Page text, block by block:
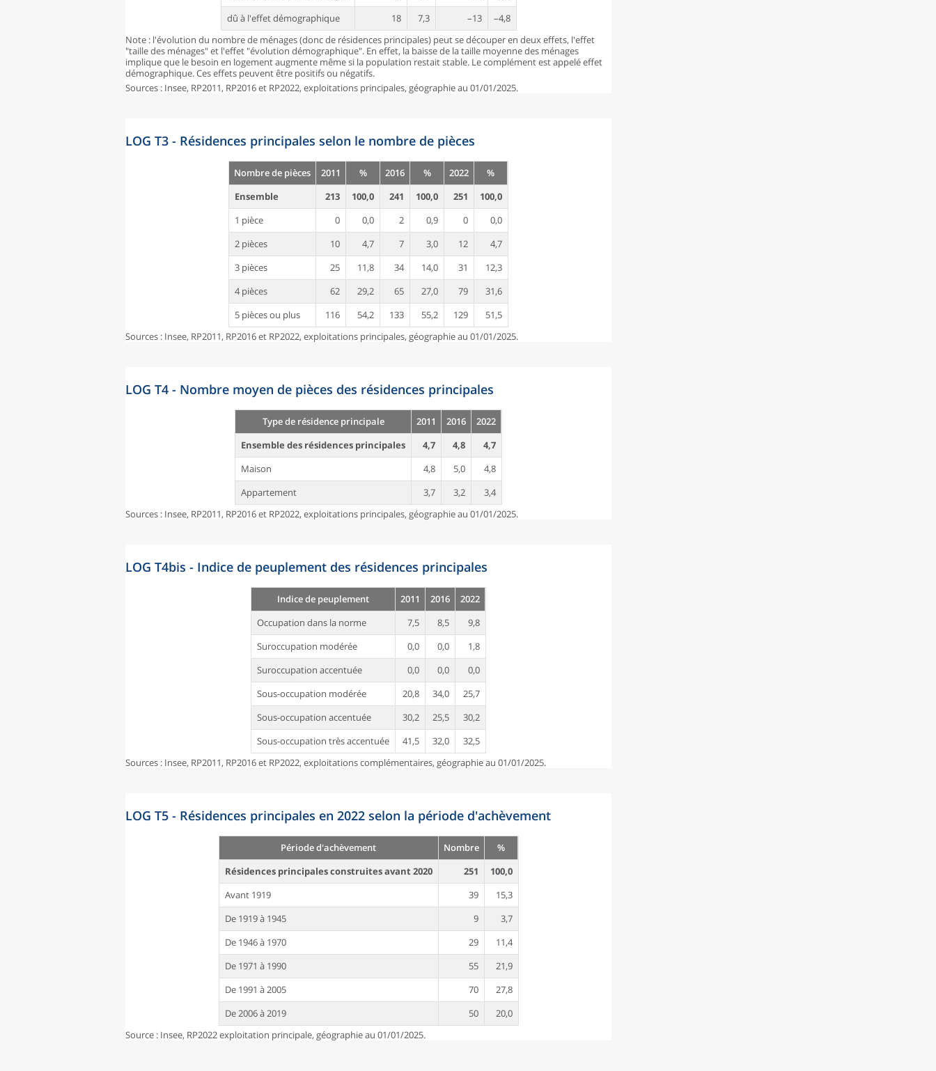
dû à l'effet démographique
18 7,3 –13
–4,8
Note : l'évolution du nombre de ménages (donc de résidences principales) peut se découper en deux effets, l'effet
"taille des ménages" et l'effet "évolution démographique". En effet, la baisse de la taille moyenne des ménages
implique que le besoin en logement augmente même si la population restait stable. Le complément est appelé effet
démographique. Ces effets peuvent être positifs ou négatifs.
Sources : Insee, RP2011, RP2016 et RP2022, exploitations principales, géographie au 01/01/2025.
LOG T3 - Résidences principales selon le nombre de pièces
Nombre de pièces 2011 % 2016 % 2022
%
Ensemble
213 100,0 241 100,0 251
100,0
1 pièce
0 0,0 2 0,9 0
0,0
2 pièces
10 4,7 7 3,0 12
4,7
3 pièces
25 11,8 34 14,0 31
12,3
4 pièces
62 29,2 65 27,0 79
31,6
5 pièces ou plus
116 54,2 133 55,2 129
51,5
Sources : Insee, RP2011, RP2016 et RP2022, exploitations principales, géographie au 01/01/2025.
LOG T4 - Nombre moyen de pièces des résidences principales
Type de résidence principale 2011 2016
2022
Ensemble des résidences principales
4,7 4,8
4,7
Maison
4,8 5,0
4,8
Appartement
3,7 3,2
3,4
Sources : Insee, RP2011, RP2016 et RP2022, exploitations principales, géographie au 01/01/2025.
LOG T4bis - Indice de peuplement des résidences principales
Indice de peuplement 2011 2016
2022
Occupation dans la norme
7,5 8,5
9,8
Suroccupation modérée
0,0 0,0
1,8
Suroccupation accentuée
0,0 0,0
0,0
Sous-occupation modérée
20,8 34,0
25,7
Sous-occupation accentuée
30,2 25,5
30,2
Sous-occupation très accentuée
41,5 32,0
32,5
Sources : Insee, RP2011, RP2016 et RP2022, exploitations complémentaires, géographie au 01/01/2025.
LOG T5 - Résidences principales en 2022 selon la période d'achèvement
Période d'achèvement Nombre
%
Résidences principales construites avant 2020
251
100,0
Avant 1919
39
15,3
De 1919 à 1945
9
3,7
De 1946 à 1970
29
11,4
De 1971 à 1990
55
21,9
De 1991 à 2005
70
27,8
De 2006 à 2019
50
20,0
Source : Insee, RP2022 exploitation principale, géographie au 01/01/2025.